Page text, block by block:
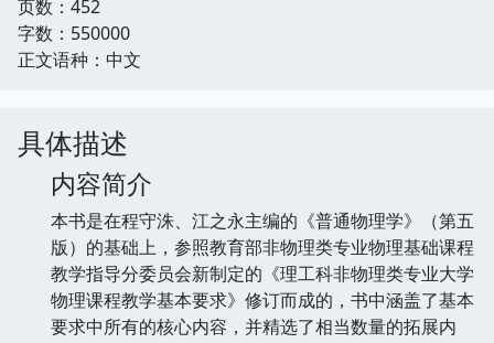
页数：452
字数：550000
正文语种：中文
具体描述
内容简介
本书是在程守洙、江之永主编的《普通物理学》（第五
版）的基础上，参照教育部非物理类专业物理基础课程
教学指导分委员会新制定的《理工科非物理类专业大学
物理课程教学基本要求》修订而成的，书中涵盖了基本
要求中所有的核心内容，并精选了相当数量的拓展内